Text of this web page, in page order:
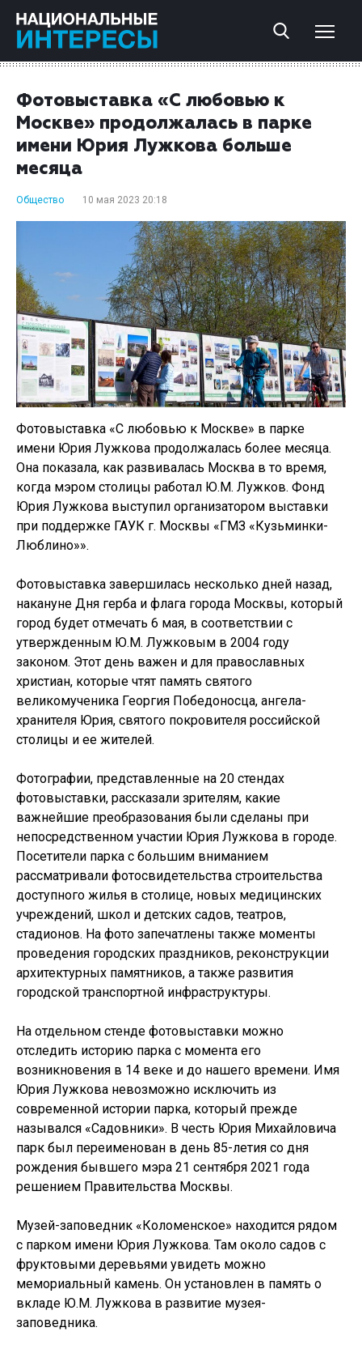
Фотовыставка «С любовью к
Москве» продолжалась в парке
имени Юрия Лужкова больше
месяца
Общество 10 мая 2023 20:18
Фотовыставка «С любовью к Москве» в парке
имени Юрия Лужкова продолжалась более месяца.
Она показала, как развивалась Москва в то время,
когда мэром столицы работал Ю.М. Лужков. Фонд
Юрия Лужкова выступил организатором выставки
при поддержке ГАУК г. Москвы «ГМЗ «Кузьминки-
Люблино»».
Фотовыставка завершилась несколько дней назад,
накануне Дня герба и флага города Москвы, который
город будет отмечать 6 мая, в соответствии с
утвержденным Ю.М. Лужковым в 2004 году
законом. Этот день важен и для православных
христиан, которые чтят память святого
великомученика Георгия Победоносца, ангела-
хранителя Юрия, святого покровителя российской
столицы и ее жителей.
Фотографии, представленные на 20 стендах
фотовыставки, рассказали зрителям, какие
важнейшие преобразования были сделаны при
непосредственном участии Юрия Лужкова в городе.
Посетители парка с большим вниманием
рассматривали фотосвидетельства строительства
доступного жилья в столице, новых медицинских
учреждений, школ и детских садов, театров,
стадионов. На фото запечатлены также моменты
проведения городских праздников, реконструкции
архитектурных памятников, а также развития
городской транспортной инфраструктуры.
На отдельном стенде фотовыставки можно
отследить историю парка с момента его
возникновения в 14 веке и до нашего времени. Имя
Юрия Лужкова невозможно исключить из
современной истории парка, который прежде
назывался «Садовники». В честь Юрия Михайловича
парк был переименован в день 85-летия со дня
рождения бывшего мэра 21 сентября 2021 года
решением Правительства Москвы.
Музей-заповедник «Коломенское» находится рядом
с парком имени Юрия Лужкова. Там около садов с
фруктовыми деревьями увидеть можно
мемориальный камень. Он установлен в память о
вкладе Ю.М. Лужкова в развитие музея-
заповедника.